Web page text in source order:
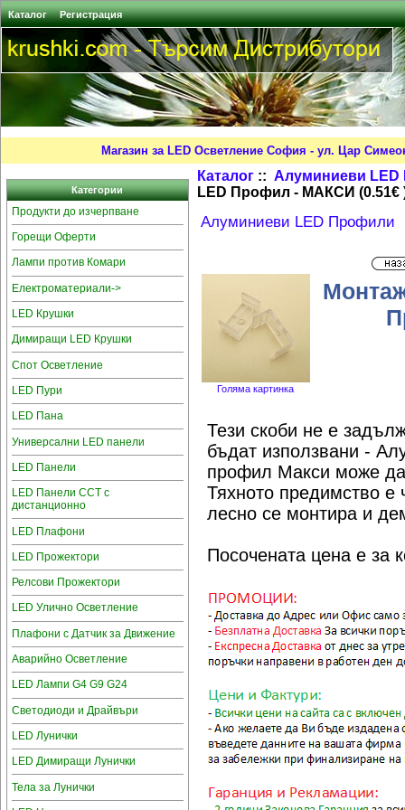
Каталог Регистрация
Магазин за LED Осветление София - ул. Цар
Категории
Продукти до изчерпване
Горещи Оферти
Лампи против Комари
Електроматериали->
LED Крушки
Димиращи LED Крушки
Спот Осветление
LED Пури
LED Пана
Универсални LED панели
LED Панели
LED Панели CCT с
дистанционно
LED Плафони
LED Прожектори
Релсови Прожектори
LED Улично Осветление
Плафони с Датчик за Движение
Аварийно Осветление
LED Лампи G4 G9 G24
Светодиоди и Драйвъри
LED Лунички
LED Димиращи Лунички
Тела за Лунички
Каталог ::Алуминиеви
LED Профил - МАКСИ (0.51€
Алуминиеви LED Профили
Голяма картинка
Тези скоби не е
бъдат използвани -
профил Макси може да
Тяхното предимство
лесно се монтира и
Посочената цена е за